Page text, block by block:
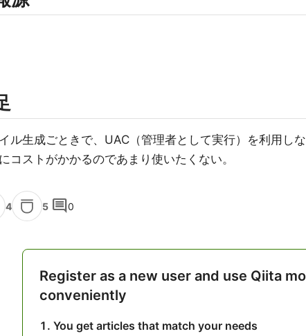
ル生成ごときで、UAC（管理者として実行）を利用し
コストがかかるのであまり使いたくない。
4 5 comment0
Register as a new user and use Qiita
conveniently
You get articles that match your needs